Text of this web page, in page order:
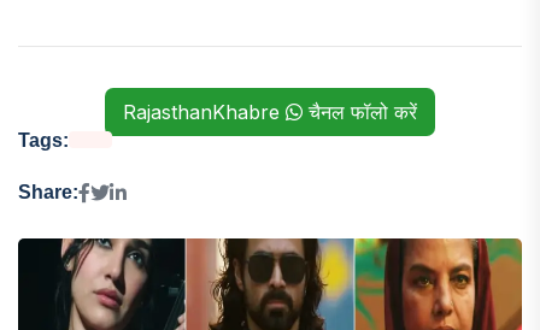
RajasthanKhabre चैनल फॉलो करें
Tags:
Share: